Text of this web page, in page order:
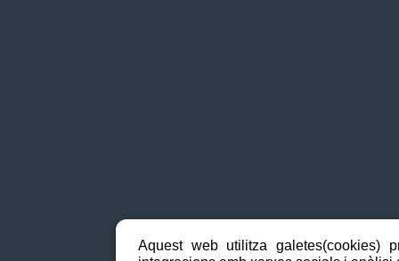
Aquest web utilitza galetes(cookies)